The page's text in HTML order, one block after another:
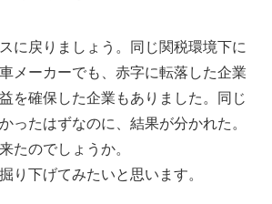
に戻りましょう。同じ関税環境下に
メーカーでも、赤字に転落した企業
を確保した企業もありました。同じ
ったはずなのに、結果が分かれた。
たのでしょうか。
り下げてみたいと思います。